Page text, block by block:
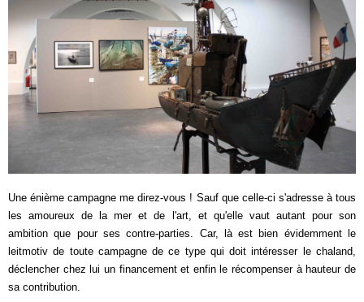
Une énième campagne me direz-vous ! Sauf que celle-ci s'adresse à tous
les amoureux de la mer et de l'art, et qu'elle vaut autant pour son
ambition que pour ses contre-parties. Car, làest bien évidemment le
leitmotiv de toute campagne de ce type qui doit intéresser le chaland,
déclencher chez lui un financement et enfin le récompenser à hauteur de
sa contribution.